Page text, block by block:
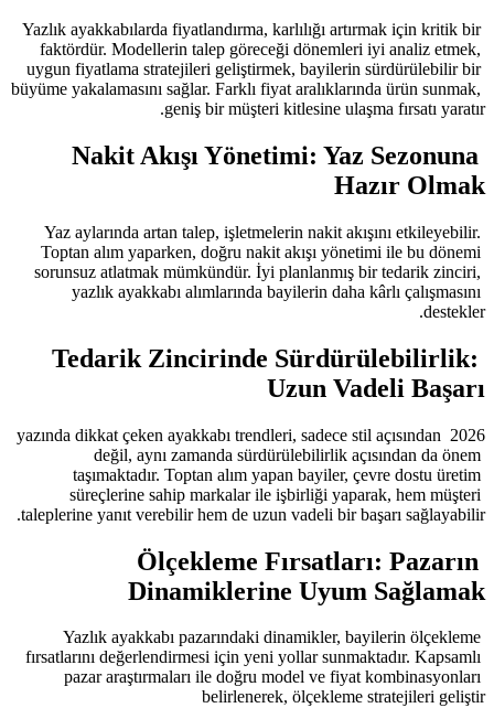
Yazlık ayakkabılarda fiyatlandırma,
faktördür. Modellerin talep
uygun fiyatlama stratejileri
büyüme yakalamasını sağlar. Farklı
geniş bir
Nakit Akışı
Yaz aylarında artan talep,
Toptan alım yaparken, doğru
sorunsuz atlatmak mümkündür.
yazlık ayakkabı alımlarında
Tedarik
2026 yazında dikkat çeken ayakkabı
değil, aynı zamanda
taşımaktadır. Toptan alım
süreçlerine sahip markalar
taleplerine yanıt verebilir hem de
Ölçekleme
Yazlık ayakkabı pazarındaki
fırsatlarını değerlendirmesi için
pazar araştırmaları ile doğru